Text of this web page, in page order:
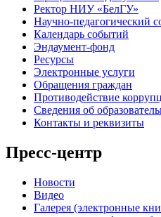
Ректор НИУ «БелГУ»
Научно-педагогический
Календарь событий
Эндаумент-фонд
Ресурсы
Электронные услуги
Обращения граждан
Противодействие
Сведения об
Контакты и реквизиты
Пресс-центр
Новости
Видео
Галерея (электронные